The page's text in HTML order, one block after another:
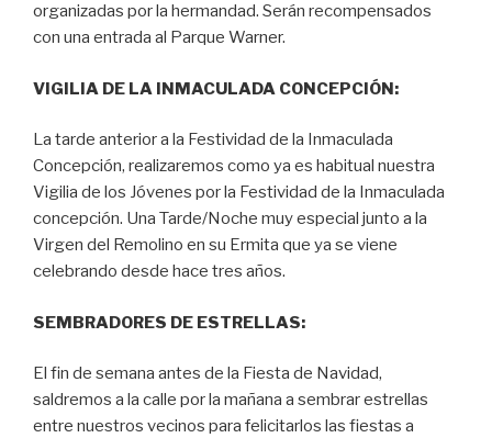
organizadas por la hermandad. Serán recompensados
con una entrada al Parque Warner.
VIGILIA DE LA INMACULADA CONCEPCIÓN:
La tarde anterior a la Festividad de la Inmaculada
Concepción, realizaremos como ya es habitual nuestra
Vigilia de los Jóvenes por la Festividad de la Inmaculada
concepción. Una Tarde/Noche muy especial junto a la
Virgen del Remolino en su Ermita que ya se viene
celebrando desde hace tres años.
SEMBRADORES DE ESTRELLAS:
El fin de semana antes de la Fiesta de Navidad,
saldremos a la calle por la mañana a sembrar estrellas
entre nuestros vecinos para felicitarlos las fiestas a